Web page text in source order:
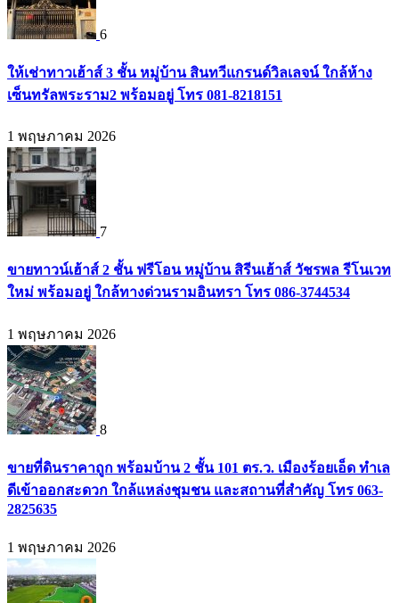
6
ให้เช่าทาวเฮ้าส์ 3 ชั้น หมู่บ้าน สินทวีแกรนด์วิลเลจน์ ใกล้ห้าง
เซ็นทรัลพระราม2 พร้อมอยู่ โทร 081-8218151
1 พฤษภาคม 2026
7
ขายทาวน์เฮ้าส์ 2 ชั้น ฟรีโอน หมู่บ้าน สิรีนเฮ้าส์ วัชรพล รีโนเวท
ใหม่ พร้อมอยู่ ใกล้ทางด่วนรามอินทรา โทร 086-3744534
1 พฤษภาคม 2026
8
ขายที่ดินราคาถูก พร้อมบ้าน 2 ชั้น 101 ตร.ว. เมืองร้อยเอ็ด ทำเล
ดีเข้าออกสะดวก ใกล้แหล่งชุมชน และสถานที่สำคัญ โทร 063-
2825635
1 พฤษภาคม 2026